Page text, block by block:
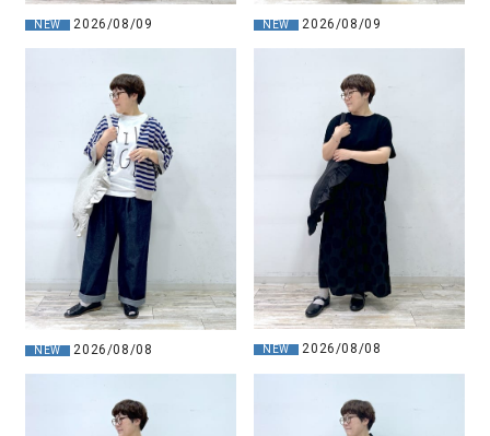
NEW 2026/08/09 NEW 2026/08/09
NEW 2026/08/08 NEW 2026/08/08